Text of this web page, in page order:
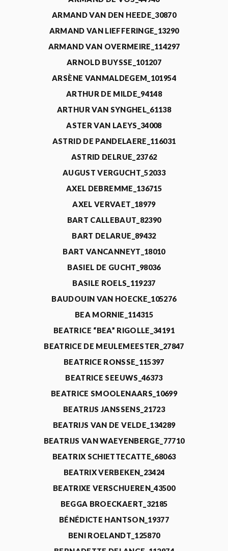
ARMAND VAN DEN HEEDE_30870
ARMAND VAN LIEFFERINGE_13290
ARMAND VAN OVERMEIRE_114297
ARNOLD BUYSSE_101207
ARSÈNE VANMALDEGEM_101954
ARTHUR DE MILDE_94148
ARTHUR VAN SYNGHEL_61138
ASTER VAN LAEYS_34008
ASTRID DE PANDELAERE_116031
ASTRID DELRUE_23762
AUGUST VERGUCHT_52033
AXEL DEBREMME_136715
AXEL VERVAET_18979
BART CALLEBAUT_82390
BART DELARUE_89432
BART VANCANNEYT_18010
BASIEL DE GUCHT_98036
BASILE ROELS_119237
BAUDOUIN VAN HOECKE_105276
BEA MORNIE_114315
BEATRICE “BEA” RIGOLLE_34191
BEATRICE DE MEULEMEESTER_27847
BEATRICE RONSSE_115397
BEATRICE SEEUWS_46373
BEATRICE SMOOLENAARS_10699
BEATRIJS JANSSENS_21723
BEATRIJS VAN DE VELDE_134289
BEATRIJS VAN WAEYENBERGE_77710
BEATRIX SCHIETTECATTE_68063
BEATRIX VERBEKEN_23424
BEATRIXE VERSCHUEREN_43500
BEGGA BROECKAERT_32185
BÉNÉDICTE HANTSON_19377
BENI ROELANDT_125870